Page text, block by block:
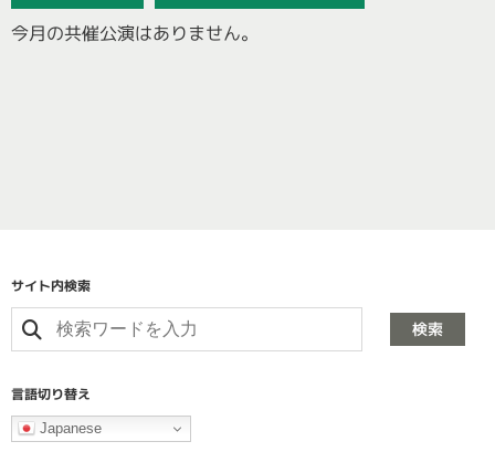
今月の共催公演はありません。
サイト内検索
検索
言語切り替え
Japanese